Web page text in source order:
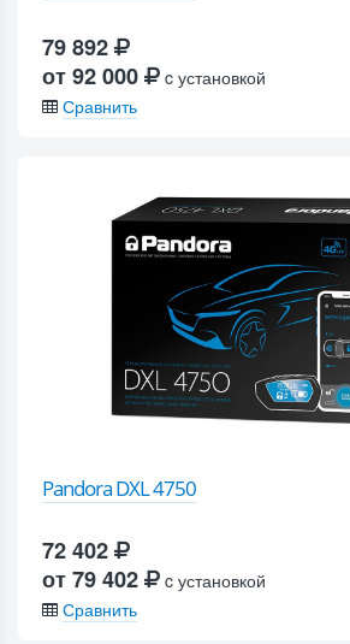
79 892
от 92 000
c установкой
Сравнить
Pandora DXL 4750
72 402
от 79 402
c установкой
Сравнить